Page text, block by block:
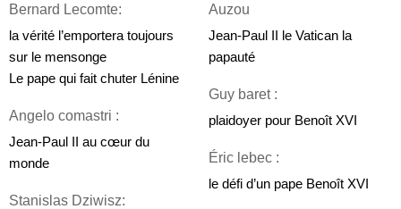
Bernard Lecomte:
la vérité l’emportera toujours
sur le mensonge
Le pape qui fait chuter Lénine
Angelo comastri :
Jean-Paul II au cœur du
monde
Stanislas Dziwisz:
Auzou
Jean-Paul II le Vatican la
papauté
Guy baret :
plaidoyer pour Benoît XVI
Éric lebec :
le défi d’un pape Benoît XVI